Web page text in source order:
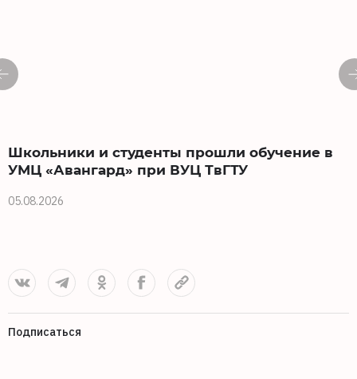
Школьники и студенты прошли обучение в
УМЦ «Авангард» при ВУЦ ТвГТУ
05.08.2026
Подписаться